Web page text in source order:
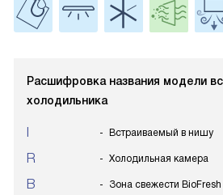
Расшифровка названия модели
холодильника
I Встраиваемый в нишу
R Холодильная камера
B Зона свежести BioFresh